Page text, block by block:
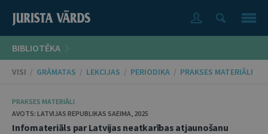
BIBLIOTĒKA
VISI / GRĀMATAS / LEKCIJAS / PERIODIKA / PRAKSES MATERIĀLI
PRAKSES MATERIĀLI
AVOTS: LATVIJAS REPUBLIKAS SAEIMA, 2025
Infomateriāls par Latvijas neatkarības atjaunošanu